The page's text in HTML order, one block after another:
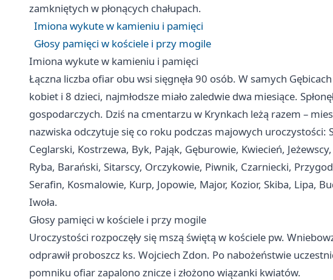
zamkniętych w płonących chałupach.
Imiona wykute w kamieniu i pamięci
Głosy pamięci w kościele i przy mogile
Imiona wykute w kamieniu i pamięci
Łączna liczba ofiar obu wsi sięgnęła 90 osób. W samych
kobiet i 8 dzieci, najmłodsze miało zaledwie dwa miesiące.
gospodarczych. Dziś na cmentarzu w Krynkach leżą razem –
nazwiska odczytuje się co roku podczas majowych uroczystości:
Ceglarski, Kostrzewa, Byk, Pająk, Gęburowie, Kwiecień,
Ryba, Barański, Sitarscy, Orczykowie, Piwnik, Czarniecki,
Serafin, Kosmalowie, Kurp, Jopowie, Major, Kozior, Skiba, Lipa,
Iwoła.
Głosy pamięci w kościele i przy mogile
Uroczystości rozpoczęły się mszą świętą w kościele pw.
odprawił proboszcz ks. Wojciech Zdon. Po nabożeństwie
pomniku ofiar zapalono znicze i złożono wiązanki kwiatów.